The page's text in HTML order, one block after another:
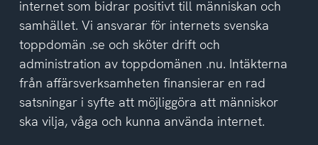
internet som bidrar positivt till människan och
samhället. Vi ansvarar för internets svenska
toppdomän .se och sköter drift och
administration av toppdomänen .nu. Intäkterna
från affärsverksamheten finansierar en rad
satsningar i syfte att möjliggöra att människor
ska vilja, våga och kunna använda internet.